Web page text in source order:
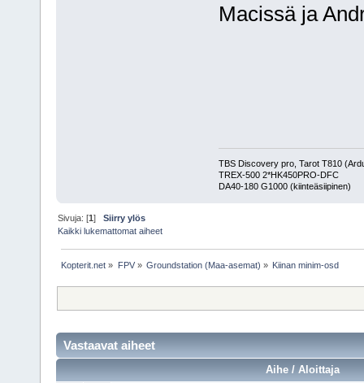
Macissä ja
TBS Discovery pro, Tarot T810
TREX-500 2*HK450PRO-DFC
DA40-180 G1000 (kiinteäsiipinen)
Sivuja: [1]Siirry ylös
Kaikki lukemattomat aiheet
Kopterit.net » FPV» Groundstation (Maa-asemat) » Kiinan minim-osd
Vastaavat aiheet
Aihe / Aloittaja